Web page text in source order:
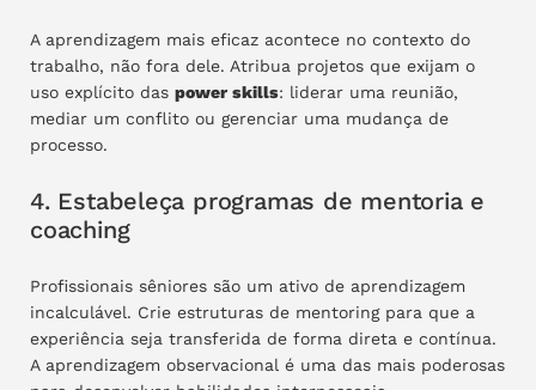
A aprendizagem mais eficaz acontece no contexto do
trabalho, não fora dele. Atribua projetos que exijam o
uso explícito das power skills: liderar uma reunião,
mediar um conflito ou gerenciar uma mudança de
processo.
4. Estabeleça programas de mentoria e
coaching
Profissionais sêniores são um ativo de aprendizagem
incalculável. Crie estruturas de mentoring para que a
experiência seja transferida de forma direta e contínua.
A aprendizagem observacional é uma das mais poderosas